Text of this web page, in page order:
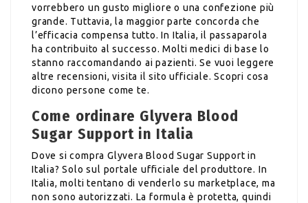
vorrebbero un gusto migliore o una confezione più
grande. Tuttavia, la maggior parte concorda che
l’efficacia compensa tutto. In Italia, il passaparola
ha contribuito al successo. Molti medici di base lo
stanno raccomandando ai pazienti. Se vuoi leggere
altre recensioni, visita il sito ufficiale. Scopri cosa
dicono persone come te.
Come ordinare Glyvera Blood
Sugar Support in Italia
Dove si compra Glyvera Blood Sugar Support in
Italia? Solo sul portale ufficiale del produttore. In
Italia, molti tentano di venderlo su marketplace, ma
non sono autorizzati. La formula è protetta, quindi